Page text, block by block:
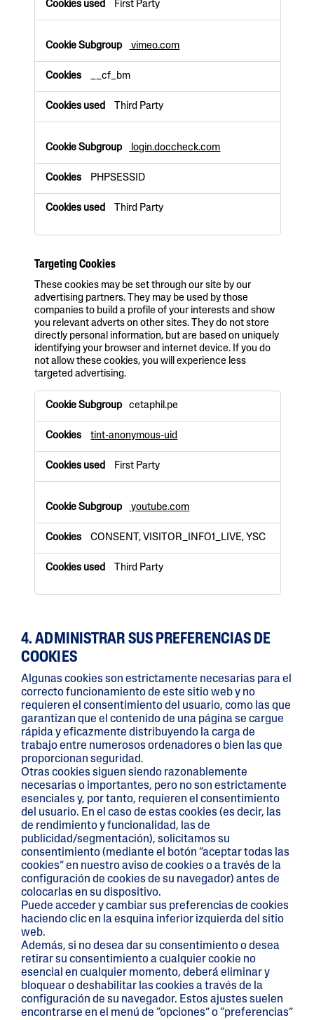
o
i
First Party
vimeo.com
__cf_bm
Third Party
login.doccheck.com
PHPSESSID
Third Party
Targeting Cookies
These cookies may be set through our site by our
advertising partners. They may be used by those
companies to build a profile of your interests and show
you relevant adverts on other sites. They do not store
directly personal information, but are based on uniquely
identifying your browser and internet device. If you do
not allow these cookies, you will experience less
targeted advertising.
r
e
k
s
cetaphil.pe
tint-anonymous-uid
First Party
youtube.com
CONSENT, VISITOR_INFO1_LIVE, YSC
Third Party
4. ADMINISTRAR SUS PREFERENCIAS DE
COOKIES
Algunas cookies son estrictamente necesarias para el
correcto funcionamiento de este sitio web y no
requieren el consentimiento del usuario, como las que
garantizan que el contenido de una página se cargue
rápida y eficazmente distribuyendo la carga de
trabajo entre numerosos ordenadores o bien las que
proporcionan seguridad.
Otras cookies siguen siendo razonablemente
necesarias o importantes, pero no son estrictamente
esenciales y, por tanto, requieren el consentimiento
del usuario. En el caso de estas cookies (es decir, las
de rendimiento y funcionalidad, las de
publicidad/segmentación), solicitamos su
consentimiento (mediante el botón “aceptar todas las
cookies” en nuestro aviso de cookies o a través de la
configuración de cookies de su navegador) antes de
colocarlas en su dispositivo.
Puede acceder y cambiar sus preferencias de cookies
haciendo clic en la esquina inferior izquierda del sitio
web.
Además, si no desea dar su consentimiento o desea
retirar su consentimiento a cualquier cookie no
esencial en cualquier momento, deberá eliminar y
bloquear o deshabilitar las cookies a través de la
configuración de su navegador. Estos ajustes suelen
encontrarse en el menú de “opciones” o “preferencias”